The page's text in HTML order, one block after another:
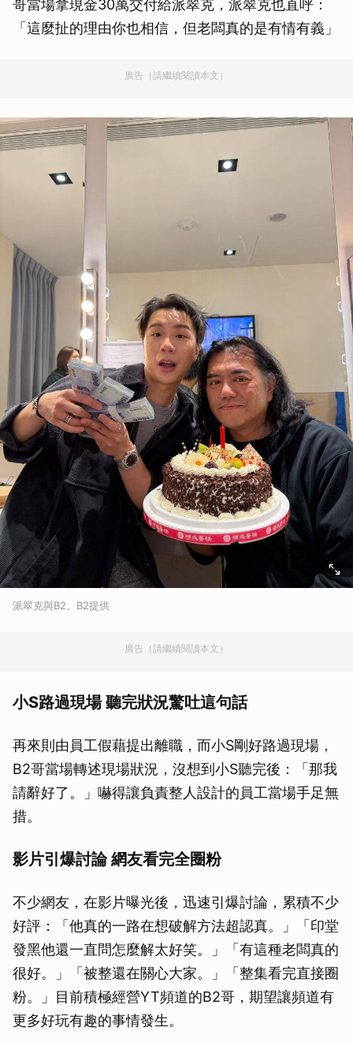
哥當場拿現金30萬交付給派翠克，派翠克也直呼：
「這麼扯的理由你也相信，但老闆真的是有情有義」
廣告（請繼續閱讀本文）
派翠克與B2。B2提供
廣告（請繼續閱讀本文）
小S路過現場 聽完狀況驚吐這句話
再來則由員工假藉提出離職，而小S剛好路過現場，
B2哥當場轉述現場狀況，沒想到小S聽完後：「那我
請辭好了。」嚇得讓負責整人設計的員工當場手足無
措。
影片引爆討論 網友看完全圈粉
不少網友，在影片曝光後，迅速引爆討論，累積不少
好評：「他真的一路在想破解方法超認真。」「印堂
發黑他還一直問怎麼解太好笑。」「有這種老闆真的
很好。」「被整還在關心大家。」「整集看完直接圈
粉。」目前積極經營YT頻道的B2哥，期望讓頻道有
更多好玩有趣的事情發生。